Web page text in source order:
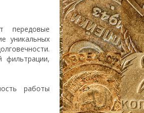
передовые
уникальных
фильтрации,
работы